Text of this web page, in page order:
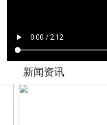
新闻资讯